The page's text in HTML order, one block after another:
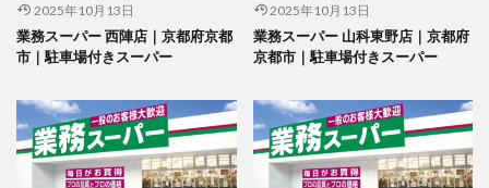
2025年10月13日
業務スーパー 西陣店｜京都府京都
市｜駐車場付きスーパー
2025年10月13日
業務スーパー 山科東野店｜京都府
京都市｜駐車場付きスーパー